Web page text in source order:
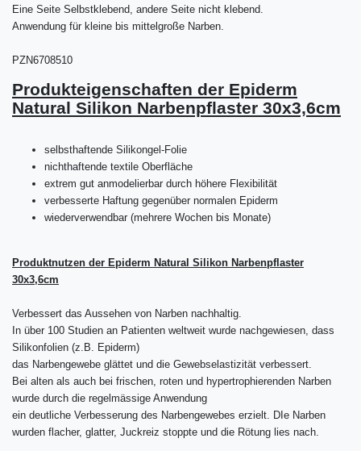
Eine Seite Selbstklebend, andere Seite nicht klebend.
Anwendung für kleine bis mittelgroße Narben.
PZN6708510
Produkteigenschaften der Epiderm
Natural Silikon Narbenpflaster 30x3,6cm
selbsthaftende Silikongel-Folie
nichthaftende textile Oberfläche
extrem gut anmodelierbar durch höhere Flexibilität
verbesserte Haftung gegenüber normalen Epiderm
wiederverwendbar (mehrere Wochen bis Monate)
Produktnutzen der Epiderm Natural Silikon Narbenpflaster
30x3,6cm
Verbessert das Aussehen von Narben nachhaltig.
In über 100 Studien an Patienten weltweit wurde nachgewiesen, dass
Silikonfolien (z.B. Epiderm)
das Narbengewebe glättet und die Gewebselastizität verbessert.
Bei alten als auch bei frischen, roten und hypertrophierenden Narben
wurde durch die regelmässige Anwendung
ein deutliche Verbesserung des Narbengewebes erzielt. DIe Narben
wurden flacher, glatter, Juckreiz stoppte und die Rötung lies nach.